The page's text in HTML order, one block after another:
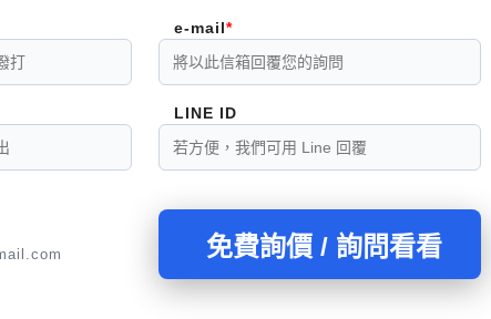
礎設施，從Production的 虛擬機產生的direct attached快照加載運行
的安全 性認證來配置並同時支援動態與靜態數據 加密。
e-mail
LINE ID
免費詢價 / 詢問看看